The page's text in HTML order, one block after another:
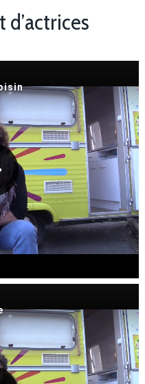
d’actrices